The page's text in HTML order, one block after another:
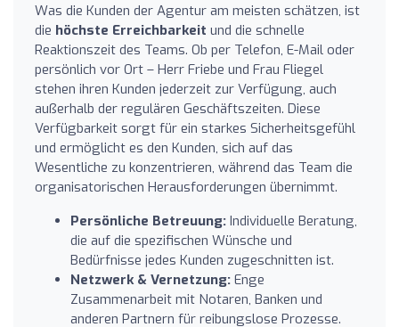
Was die Kunden der Agentur am meisten schätzen, ist
die höchste Erreichbarkeit und die schnelle
Reaktionszeit des Teams. Ob per Telefon, E-Mail oder
persönlich vor Ort – Herr Friebe und Frau Fliegel
stehen ihren Kunden jederzeit zur Verfügung, auch
außerhalb der regulären Geschäftszeiten. Diese
Verfügbarkeit sorgt für ein starkes Sicherheitsgefühl
und ermöglicht es den Kunden, sich auf das
Wesentliche zu konzentrieren, während das Team die
organisatorischen Herausforderungen übernimmt.
Persönliche Betreuung: Individuelle Beratung,
die auf die spezifischen Wünsche und
Bedürfnisse jedes Kunden zugeschnitten ist.
Netzwerk & Vernetzung: Enge
Zusammenarbeit mit Notaren, Banken und
anderen Partnern für reibungslose Prozesse.